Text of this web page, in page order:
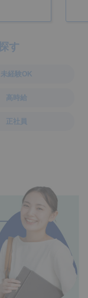
す
未経験OK
高時給
正社員